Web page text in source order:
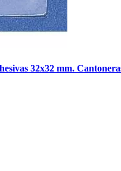
32x32 mm.